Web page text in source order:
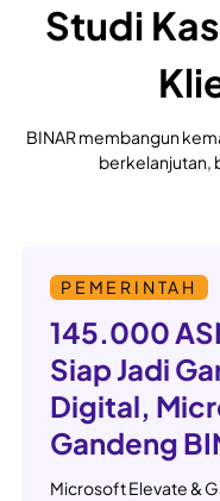
Studi
BINAR membangun
berkelanjutan,
PEMERINTAH
145.000
Siap Jadi
Digital,
Gandeng
Microsoft Elevate &